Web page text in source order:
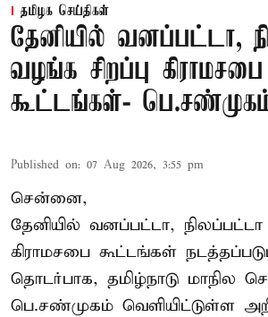
தமிழக செய்திகள்
தேனியில் வனப்பட்டா,
வழங்க சிறப்பு கிராமசபை
கூட்டங்கள்-
Published on: 07 Aug 2026, 3:55 pm
சென்னை,
தேனியில் வனப்பட்டா, நிலப்பட்டா
கிராமசபை கூட்டங்கள்
தொடர்பாக, தமிழ்நாடு மாநில
பெ.சண்முகம் வெளியிட்டுள்ள